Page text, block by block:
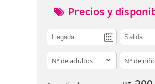
Precios y
adults children